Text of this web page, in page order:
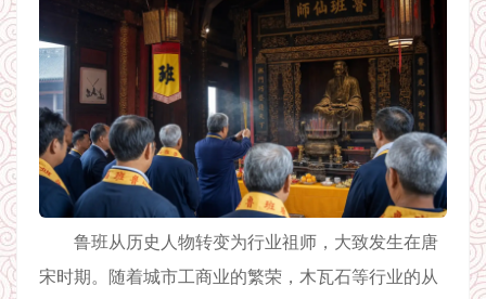
鲁班从历史人物转变为行业祖师，大致发生在唐
宋时期。随着城市工商业的繁荣，木瓦石等行业的从